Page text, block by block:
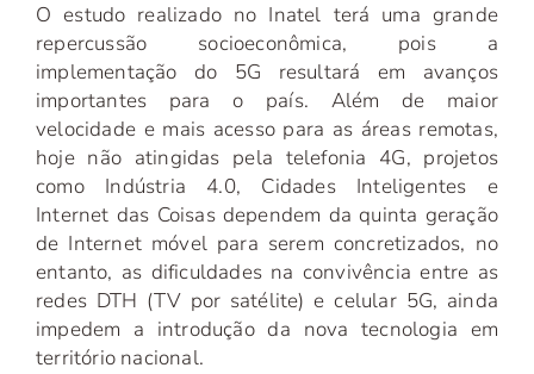
O estudo realizado no Inatel terá uma grande
repercussão socioeconômica, pois a
implementação do 5G resultará em avanços
importantes para o país. Além de maior
velocidade e mais acesso para as áreas remotas,
hoje não atingidas pela telefonia 4G, projetos
como Indústria 4.0, Cidades Inteligentes e
Internet das Coisas dependem da quinta geração
de Internet móvel para serem concretizados, no
entanto, as dificuldades na convivência entre as
redes DTH (TV por satélite) e celular 5G, ainda
impedem a introdução da nova tecnologia em
território nacional.